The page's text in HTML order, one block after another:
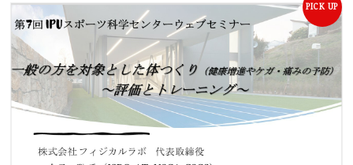
PICK UP